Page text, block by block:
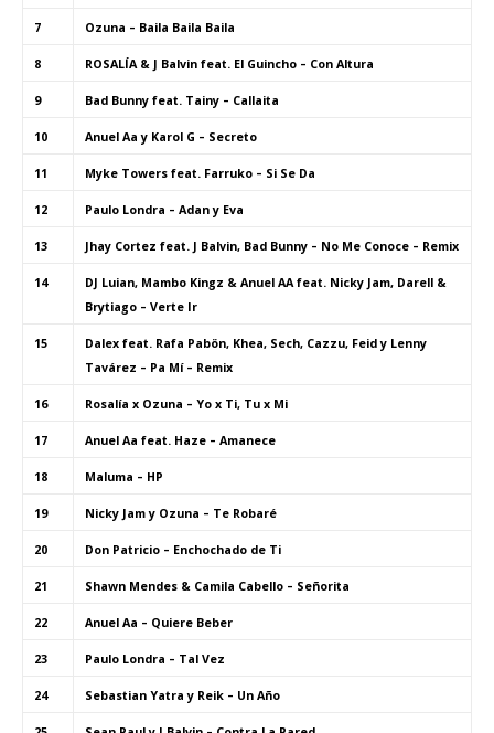
7 Ozuna – Baila Baila Baila
8 ROSALÍA & J Balvin feat. El Guincho – Con Altura
9 Bad Bunny feat. Tainy – Callaita
10 Anuel Aa y Karol G – Secreto
11 Myke Towers feat. Farruko – Si Se Da
12 Paulo Londra – Adan y Eva
13 Jhay Cortez feat. J Balvin, Bad Bunny – No Me Conoce – Remix
14
DJ Luian, Mambo Kingz & Anuel AA feat. Nicky Jam, Darell &
Brytiago – Verte Ir
15
Dalex feat. Rafa Pabön, Khea, Sech, Cazzu, Feid y Lenny
Tavárez – Pa Mí – Remix
16 Rosalía x Ozuna – Yo x Ti, Tu x Mi
17 Anuel Aa feat. Haze – Amanece
18 Maluma – HP
19 Nicky Jam y Ozuna – Te Robaré
20 Don Patricio – Enchochado de Ti
21 Shawn Mendes & Camila Cabello – Señorita
22 Anuel Aa – Quiere Beber
23 Paulo Londra – Tal Vez
24 Sebastian Yatra y Reik – Un Año